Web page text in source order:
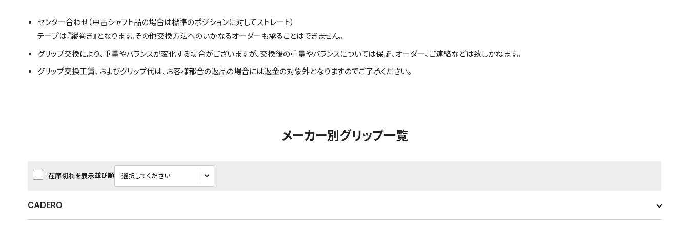
センター合わせ（中古シャフト品の場合は標準のポジションに対してストレート）
テープは『縦巻き』となります。その他交換方法へのいかなるオーダーも承ることはできません。
グリップ交換により、重量やバランスが変化する場合がございますが、交換後の重量やバランスについては保証、オーダー、ご連絡などは致しかねます。
グリップ交換工賃、およびグリップ代は、お客様都合の返品の場合には返金の対象外となりますのでご了承ください。
メーカー別グリップ一覧
在庫切れを表示並び順
CADERO